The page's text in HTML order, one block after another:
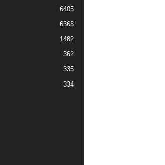
6405
6363
1482
362
335
334